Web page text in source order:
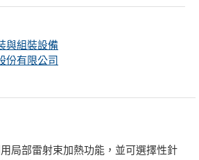
與組裝設備
份有限公司
局部雷射束加熱功能，並可選擇性針